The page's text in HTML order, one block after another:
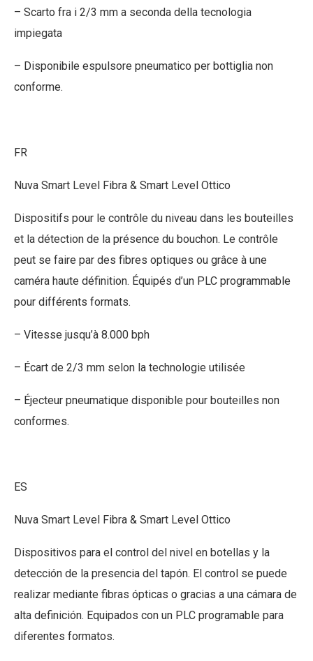
– Scarto fra i 2/3 mm a seconda della tecnologia
impiegata
– Disponibile espulsore pneumatico per bottiglia non
conforme.
FR
Nuva Smart Level Fibra & Smart Level Ottico
Dispositifs pour le contrôle du niveau dans les bouteilles
et la détection de la présence du bouchon. Le contrôle
peut se faire par des fibres optiques ou grâce à une
caméra haute définition. Équipés d’un PLC programmable
pour différents formats.
– Vitesse jusqu’à 8.000 bph
– Écart de 2/3 mm selon la technologie utilisée
– Éjecteur pneumatique disponible pour bouteilles non
conformes.
ES
Nuva Smart Level Fibra & Smart Level Ottico
Dispositivos para el control del nivel en botellas y la
detección de la presencia del tapón. El control se puede
realizar mediante fibras ópticas o gracias a una cámara de
alta definición. Equipados con un PLC programable para
diferentes formatos.